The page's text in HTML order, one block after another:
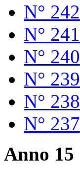
N° 242
N° 241
N° 240
N° 239
N° 238
N° 237
Anno 15